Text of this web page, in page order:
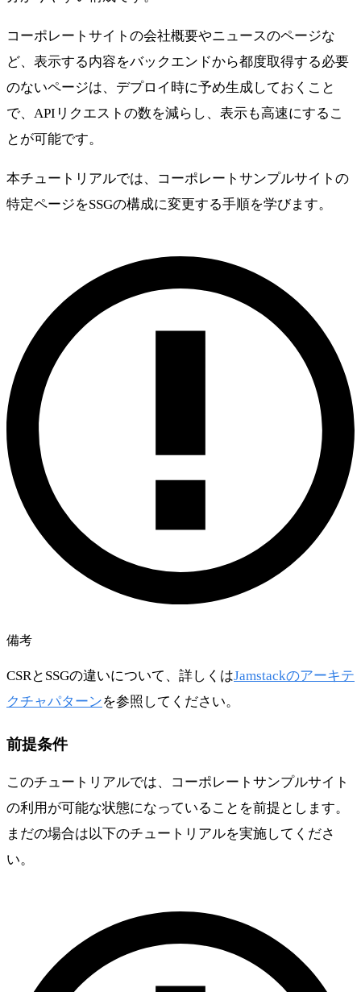
コーポレートサイトの会社概要やニュースのページな
ど、表示する内容をバックエンドから都度取得する必要
のないページは、デプロイ時に予め生成しておくこと
で、APIリクエストの数を減らし、表示も高速にするこ
とが可能です。
本チュートリアルでは、コーポレートサンプルサイトの
特定ページをSSGの構成に変更する手順を学びます。
備考
CSRとSSGの違いについて、詳しくはJamstackのアーキテ
クチャパターンを参照してください。
前提条件
このチュートリアルでは、コーポレートサンプルサイト
の利用が可能な状態になっていることを前提とします。
まだの場合は以下のチュートリアルを実施してくださ
い。